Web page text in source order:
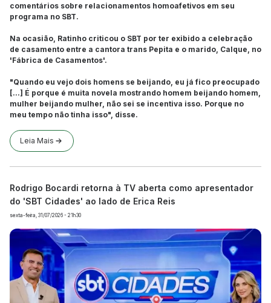
comentários sobre relacionamentos homoafetivos em seu
programa no SBT.
Na ocasião, Ratinho criticou o SBT por ter exibido a celebração
de casamento entre a cantora trans Pepita e o marido, Calque, no
'Fábrica de Casamentos'.
"Quando eu vejo dois homens se beijando, eu já fico preocupado
[...] É porque é muita novela mostrando homem beijando homem,
mulher beijando mulher, não sei se incentiva isso. Porque no
meu tempo não tinha isso", disse.
Leia Mais
Rodrigo Bocardi retorna à TV aberta como apresentador
do 'SBT Cidades' ao lado de Erica Reis
sexta-feira, 31/07/2026 - 21h30